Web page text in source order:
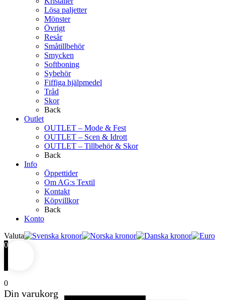
Lösa paljetter
Mönster
Övrigt
Resår
Småtillbehör
Smycken
Softboning
Sybehör
Fiffiga hjälpmedel
Tråd
Skor
Back
Outlet
OUTLET – Mode & Fest
OUTLET – Scen & Idrott
OUTLET – Tillbehör & Skor
Back
Info
Öppettider
Om AG:s Textil
Kontakt
Köpvillkor
Back
Konto
Valuta
0
0
Din varukorg